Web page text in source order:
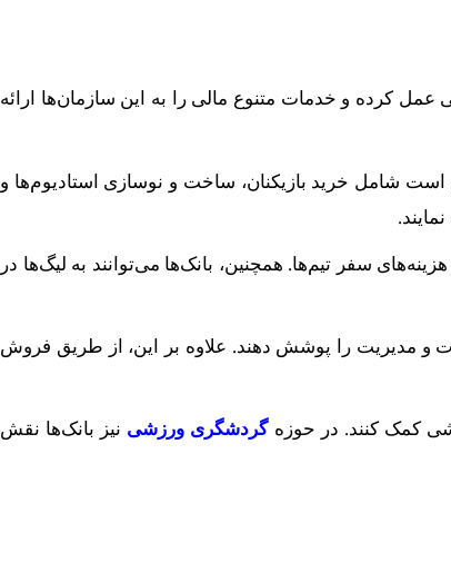
عمل کرده و خدمات متنوع مالی را به این سازمان‌ها ارائه
شامل خرید بازیکنان، ساخت و نوسازی استادیوم‌ها و
سفر تیم‌ها. همچنین، بانک‌ها می‌توانند به لیگ‌ها در
و مدیریت را پوشش دهند. علاوه بر این، از طریق فروش
کمک کنند. در حوزهگردشگری ورزشی نیز بانک‌ها نقش